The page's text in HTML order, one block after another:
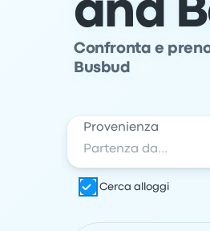
and
Confronta e
Busbud
Provenienza
Cerca alloggi